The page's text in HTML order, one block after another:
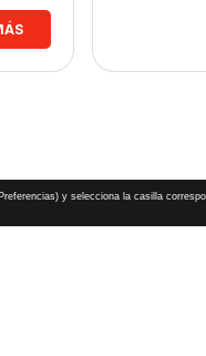
y selecciona la casilla